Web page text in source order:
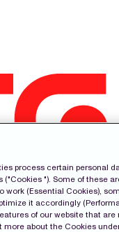
process certain personal
"). Some of these
work (Essential Cookies),
it accordingly
of our website that are
more about the Cookies